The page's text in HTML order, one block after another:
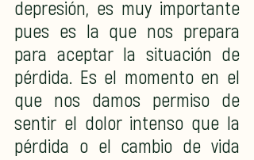
depresión, es muy importante
pues es la que nos prepara
para aceptar la situación de
pérdida. Es el momento en el
que nos damos permiso de
sentir el dolor intenso que la
pérdida o el cambio de vida